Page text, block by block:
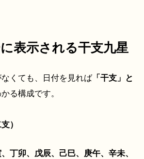
表示される干支九星
くても、日付を見れば「干支」と
る構成です。
）
丁卯、戊辰、己巳、庚午、辛未、